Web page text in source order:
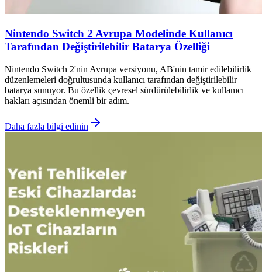
Nintendo Switch 2 Avrupa Modelinde Kullanıcı
Tarafından Değiştirilebilir Batarya Özelliği
Nintendo Switch 2'nin Avrupa versiyonu, AB'nin tamir edilebilirlik
düzenlemeleri doğrultusunda kullanıcı tarafından değiştirilebilir
batarya sunuyor. Bu özellik çevresel sürdürülebilirlik ve kullanıcı
hakları açısından önemli bir adım.
Daha fazla bilgi edinin